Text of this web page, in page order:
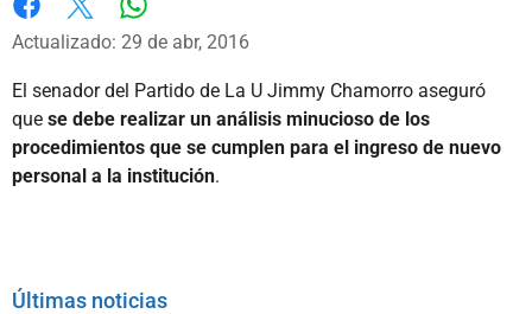
Facebook
X
Actualizado: 29 de abr, 2016
El senador del Partido de La U Jimmy Chamorro aseguró
que se debe realizar un análisis minucioso de los
procedimientos que se cumplen para el ingreso de nuevo
personal a la institución.
Últimas noticias